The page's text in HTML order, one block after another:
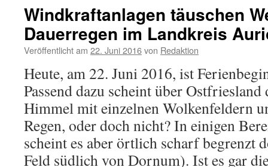
ZEYNEP
–
Ein
Windkraftanlagen täuschen
Dauerregen im Landkreis
Veröffentlicht am 22. Juni 2016von Redaktion
Heute, am 22. Juni 2016, ist
Passend dazu scheint über Ostfriesland
Himmel mit einzelnen Wolkenfeldern
Regen, oder doch nicht? In einigen
scheint es aber örtlich scharf begrenzt
Feld südlich von Dornum). Ist es gar